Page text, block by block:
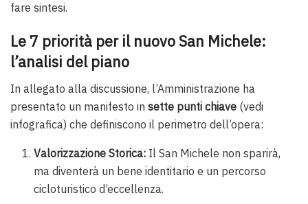
fare sintesi.
Le 7 priorità per il nuovo San Michele:
l’analisi del piano
In allegato alla discussione, l’Amministrazione ha
presentato un manifesto in sette punti chiave (vedi
infografica) che definiscono il perimetro dell’opera:
Valorizzazione Storica: Il San Michele non sparirà,
ma diventerà un bene identitario e un percorso
cicloturistico d’eccellenza.